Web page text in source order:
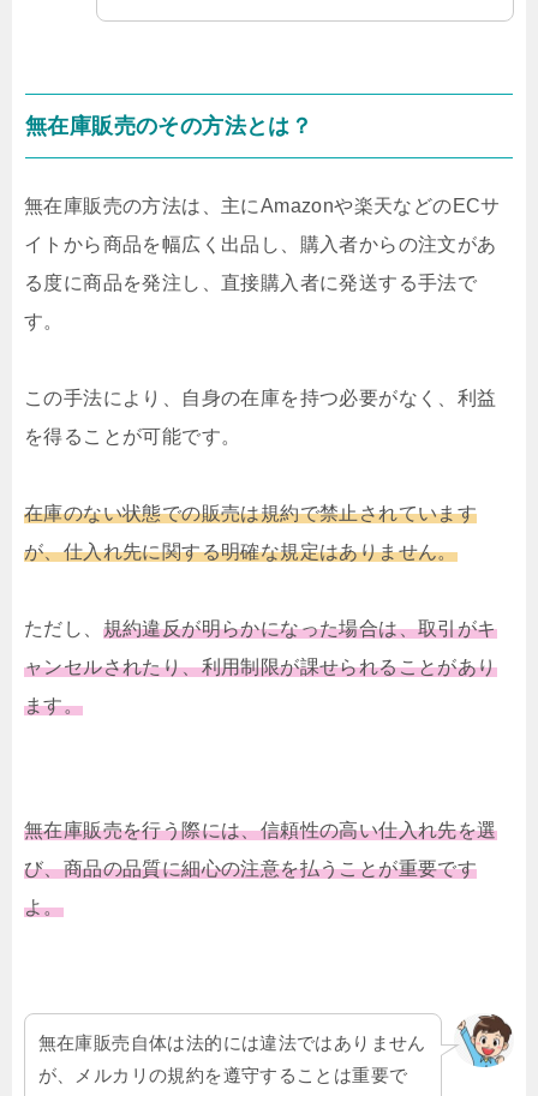
無在庫販売のその方法とは？
無在庫販売の方法は、主にAmazonや楽天などのECサ
イトから商品を幅広く出品し、購入者からの注文があ
る度に商品を発注し、直接購入者に発送する手法で
す。
この手法により、自身の在庫を持つ必要がなく、利益
を得ることが可能です。
在庫のない状態での販売は規約で禁止されています
が、仕入れ先に関する明確な規定はありません。
ただし、 規約違反が明らかになった場合は、取引がキ
ャンセルされたり、利用制限が課せられることがあり
ます。
無在庫販売を行う際には、信頼性の高い仕入れ先を選
び、商品の品質に細心の注意を払うことが重要です
よ。
無在庫販売自体は法的には違法ではありません
が、メルカリの規約を遵守することは重要で